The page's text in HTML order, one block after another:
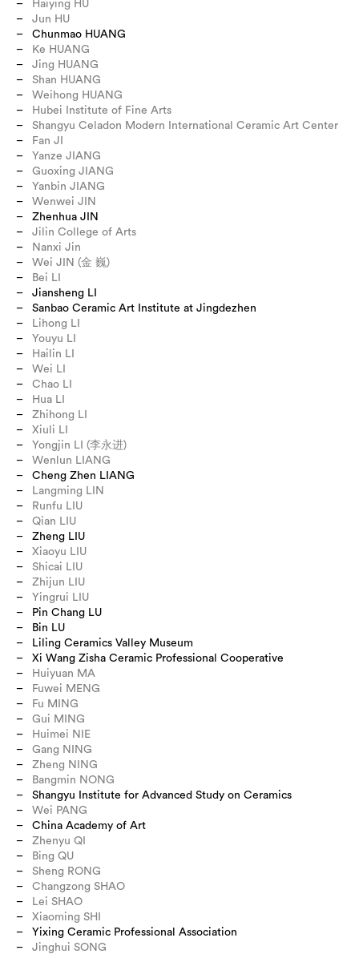
Haiying HU
Jun HU
Chunmao HUANG
Ke HUANG
Jing HUANG
Shan HUANG
Weihong HUANG
Hubei Institute of Fine Arts
Shangyu Celadon Modern International Ceramic Art Center
Fan JI
Yanze JIANG
Guoxing JIANG
Yanbin JIANG
Wenwei JIN
Zhenhua JIN
Jilin College of Arts
Nanxi Jin
Wei JIN (金 巍)
Bei LI
Jiansheng LI
Sanbao Ceramic Art Institute at Jingdezhen
Lihong LI
Youyu LI
Hailin LI
Wei LI
Chao LI
Hua LI
Zhihong LI
Xiuli LI
Yongjin LI (李永进)
Wenlun LIANG
Cheng Zhen LIANG
Langming LIN
Runfu LIU
Qian LIU
Zheng LIU
Xiaoyu LIU
Shicai LIU
Zhijun LIU
Yingrui LIU
Pin Chang LU
Bin LU
Liling Ceramics Valley Museum
Xi Wang Zisha Ceramic Professional Cooperative
Huiyuan MA
Fuwei MENG
Fu MING
Gui MING
Huimei NIE
Gang NING
Zheng NING
Bangmin NONG
Shangyu Institute for Advanced Study on Ceramics
Wei PANG
China Academy of Art
Zhenyu QI
Bing QU
Sheng RONG
Changzong SHAO
Lei SHAO
Xiaoming SHI
Yixing Ceramic Professional Association
Jinghui SONG